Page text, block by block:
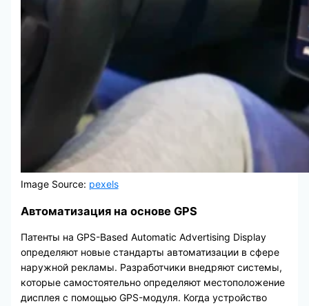
Image Source: pexels
Автоматизация на основе GPS
Патенты на GPS-Based Automatic Advertising Display
определяют новые стандарты автоматизации в сфере
наружной рекламы. Разработчики внедряют системы,
которые самостоятельно определяют местоположение
дисплея с помощью GPS-модуля. Когда устройство